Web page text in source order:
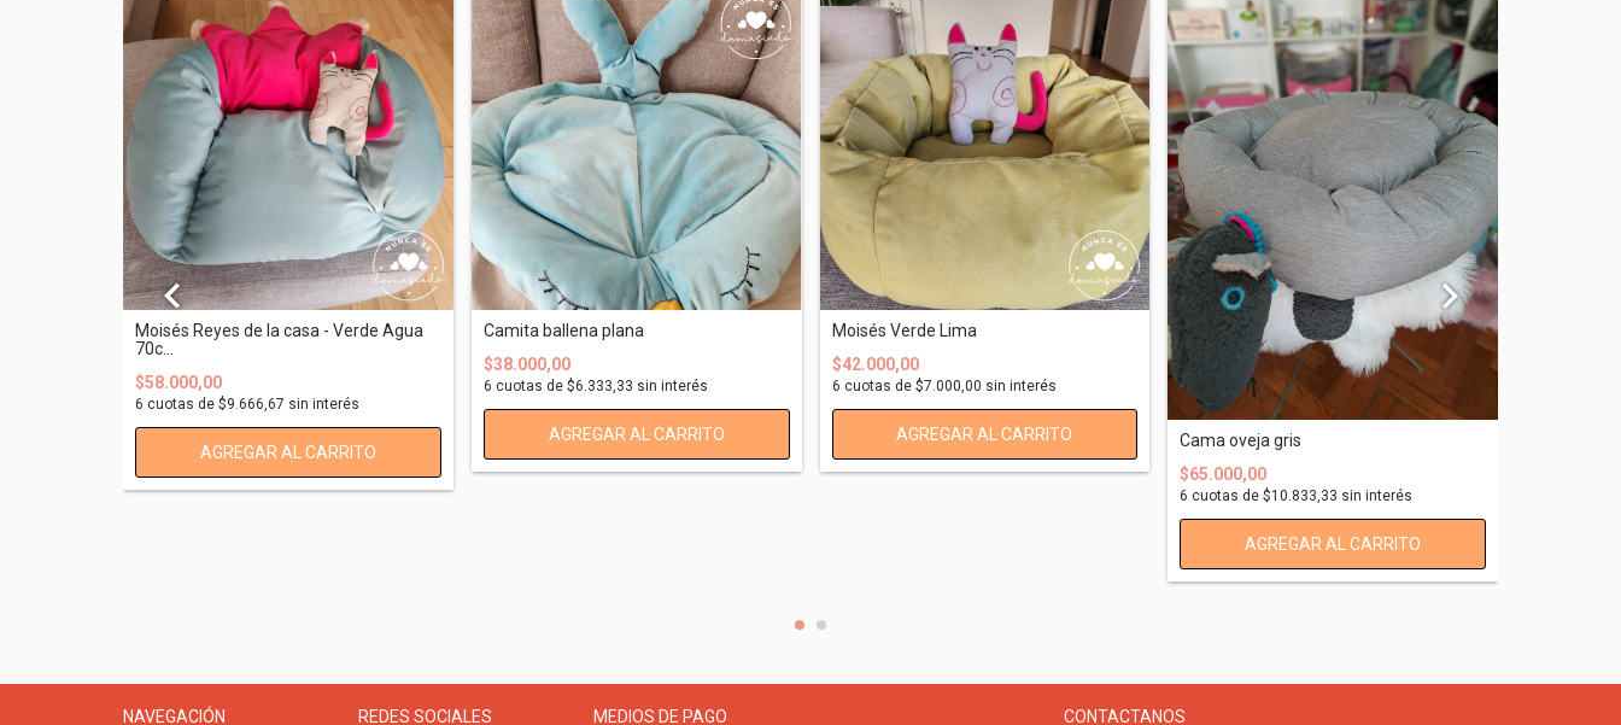
Moisés Reyes de la casa - Verde Agua
70c...
$58.000,00
6 cuotas de $9.666,67 sin interés
Camita ballena plana
$38.000,00
6 cuotas de $6.333,33 sin interés
Moisés Verde Lima
$42.000,00
6 cuotas de $7.000,00 sin interés
Cama oveja gris
$65.000,00
6 cuotas de$10.833,33 sin interés
NAVEGACIÓN REDES SOCIALES MEDIOS DE PAGO CONTACTANOS